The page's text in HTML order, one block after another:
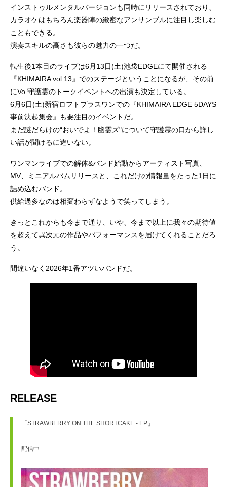
インストゥルメンタルバージョンも同時にリリースされており、
カラオケはもちろん楽器陣の緻密なアンサンブルに注目し楽しむ
こともできる。
演奏スキルの高さも彼らの魅力の一つだ。
転生後1本目のライブは6月13日(土)池袋EDGEにて開催される
『KHIMAIRA vol.13』でのステージということになるが、その前
にVo.守護霊のトークイベントへの出演も決定している。
6月6日(土)新宿ロフトプラスワンでの『KHIMAIRA EDGE 5DAYS
事前決起集会』も要注目のイベントだ。
まだ謎だらけの“おいでよ！幽霊ズ"について守護霊の口から詳し
い話が聞けるに違いない。
ワンマンライブでの解体&バンド始動からアーティスト写真、
MV、ミニアルバムリリースと、これだけの情報量をたった1日に
詰め込むバンド。
供給過多なのは相変わらずなようで笑ってしまう。
きっとこれからも今まで通り、いや、今まで以上に我々の期待値
を超えて異次元の作品やパフォーマンスを届けてくれることだろ
う。
間違いなく2026年1番アツいバンドだ。
RELEASE
「STRAWBERRY ON THE SHORTCAKE - EP」
配信中